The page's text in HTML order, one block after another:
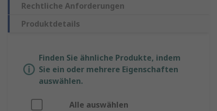
Rechtliche Anforderungen
Produktdetails
Finden Sie ähnliche Produkte, indem
Sie ein oder mehrere Eigenschaften
auswählen.
Alle auswählen